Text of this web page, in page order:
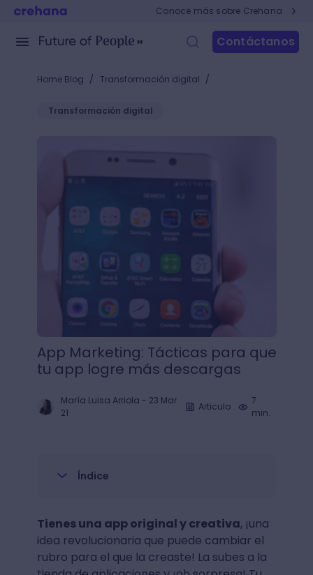
Conoce más sobre Crehana
Contáctanos
Home Blog / Transformación digital /
Transformación digital
App Marketing: Tácticas para que
tu app logre más descargas
María Luisa Arriola - 23 Mar
21
Articulo
7
min.
Índice
Tienes una app original y creativa, ¡una
idea revolucionaria que puede cambiar el
rubro para el que la creaste! La subes a la